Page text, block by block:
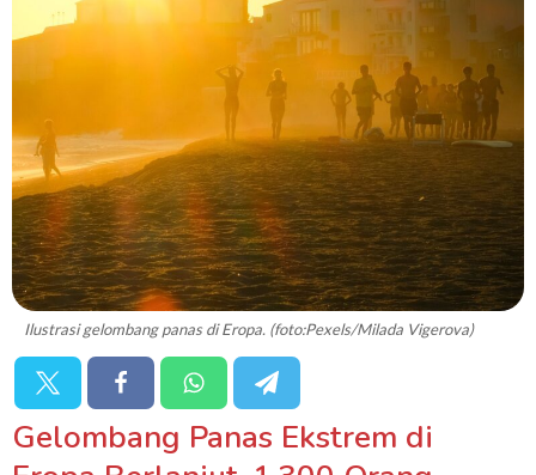
Ilustrasi gelombang panas di Eropa. (foto:Pexels/Milada Vigerova)
Gelombang Panas Ekstrem di